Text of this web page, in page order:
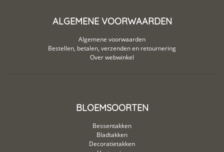
ALGEMENE VOORWAARDEN
Algemene voorwaarden
Bestellen, betalen, verzenden en retournering
Over webwinkel
BLOEMSOORTEN
Bessentakken
Bladtakken
Decoratietakken